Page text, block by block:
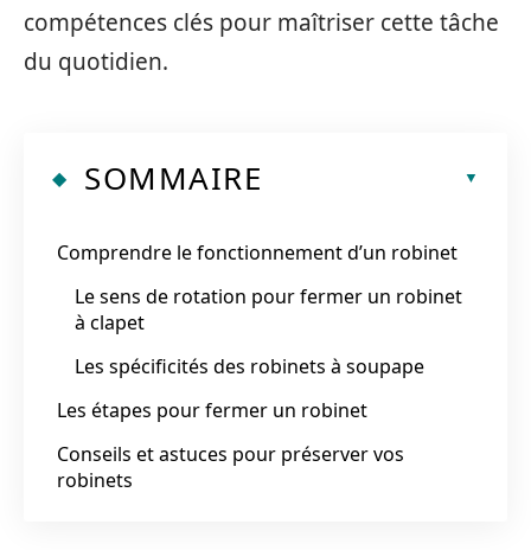
compétences clés pour maîtriser cette tâche
du quotidien.
SOMMAIRE
Comprendre le fonctionnement d’un robinet
Le sens de rotation pour fermer un robinet
à clapet
Les spécificités des robinets à soupape
Les étapes pour fermer un robinet
Conseils et astuces pour préserver vos
robinets